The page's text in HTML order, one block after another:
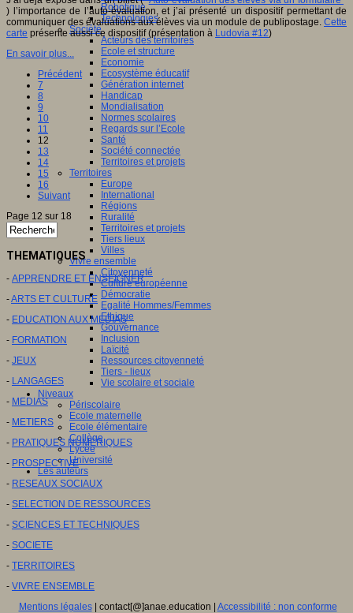
Robotique
Technologies
Société
Acteurs des territoires
Ecole et structure
Economie
Ecosystème éducatif
Génération internet
Handicap
Mondialisation
Normes scolaires
Regards sur l’Ecole
Santé
Société connectée
Territoires et projets
Territoires
Europe
International
Régions
Ruralité
Territoires et projets
Tiers lieux
Villes
Vivre ensemble
Citoyenneté
Culture européenne
Démocratie
Egalité Hommes/Femmes
Ethique
Gouvernance
Inclusion
Laïcité
Ressources citoyenneté
Tiers - lieux
Vie scolaire et sociale
Niveaux
Périscolaire
Ecole maternelle
Ecole élémentaire
Collège
Lycée
Université
Les auteurs
) l’importance de l’auto-évaluation, et j’ai présenté un dispositif permettant de
communiquer des évaluations aux élèves via un module de publipostage. Cette
carte présente aussi ce dispositif (présentation à Ludovia #12)
En savoir plus...
Précédent
7
8
9
10
11
12
13
14
15
16
Suivant
Page 12 sur 18
THEMATIQUES
- APPRENDRE ET ENSEIGNER
-ARTS ET CULTURE
- EDUCATION AUX MEDIAS
- FORMATION
- JEUX
- LANGAGES
- MEDIAS
- METIERS
- PRATIQUES NUMERIQUES
- PROSPECTIVE
- RESEAUX SOCIAUX
- SELECTION DE RESSOURCES
- SCIENCES ET TECHNIQUES
- SOCIETE
- TERRITOIRES
- VIVRE ENSEMBLE
Mentions légales| contact[@]anae.education | Accessibilité : non conforme